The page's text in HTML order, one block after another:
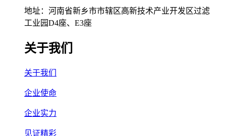
地址：河南省新乡市市辖区高新技术产业开发区过滤
工业园D4座、E3座
关于我们
关于我们
企业使命
企业实力
见证精彩